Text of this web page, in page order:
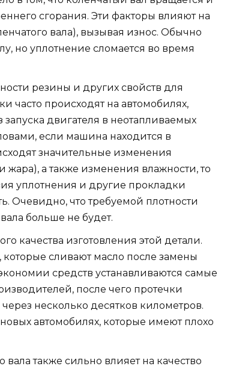
сгорания. Эти факторы влияют на
вала), вызывая износ. Обычно
но уплотнение сломается во время
резины и других свойств для
часто происходят на автомобилях,
двигателя в неотапливаемых
если машина находится в
значительные изменения
жара), а также изменения влажности, то
уплотнения и другие прокладки
Очевидно, что требуемой плотности
больше не будет.
качества изготовления этой детали.
сливают масло после замены
средств устанавливаются самые
после чего протечки
несколько десятков километров.
автомобилях, которые имеют плохо
вала также сильно влияет на качество